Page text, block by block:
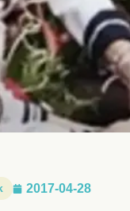
2017-04-28